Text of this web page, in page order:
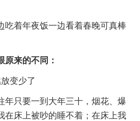
吃着年夜饭一边看着春晚可真棒
原来的不同：
变少了
年只要一到大年三十，烟花、爆
在床上被吵的睡不着；在床上我